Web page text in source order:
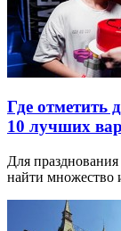
Где отметить
10 лучших
Для
найти множество